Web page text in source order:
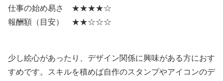
仕事の始め易さ ★★★★☆
報酬額（目安） ★★☆☆☆
少し絵心があったり、デザイン関係に興味がある方におす
すめです。スキルを積めば自作のスタンプやアイコンのデ